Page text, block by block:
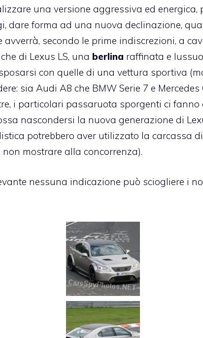
una versione aggressiva ed energica,
dare forma ad una nuova declinazione,
avverrà, secondo le prime indiscrezioni, a
di Lexus LS, una berlina raffinata e
con quelle di una vettura sportiva
sia Audi A8 che BMW Serie 7 e
i particolari passaruota sporgenti ci fanno
nascondersi la nuova generazione di
potrebbero aver utilizzato la carcassa
mostrare alla concorrenza).
nessuna indicazione può sciogliere i